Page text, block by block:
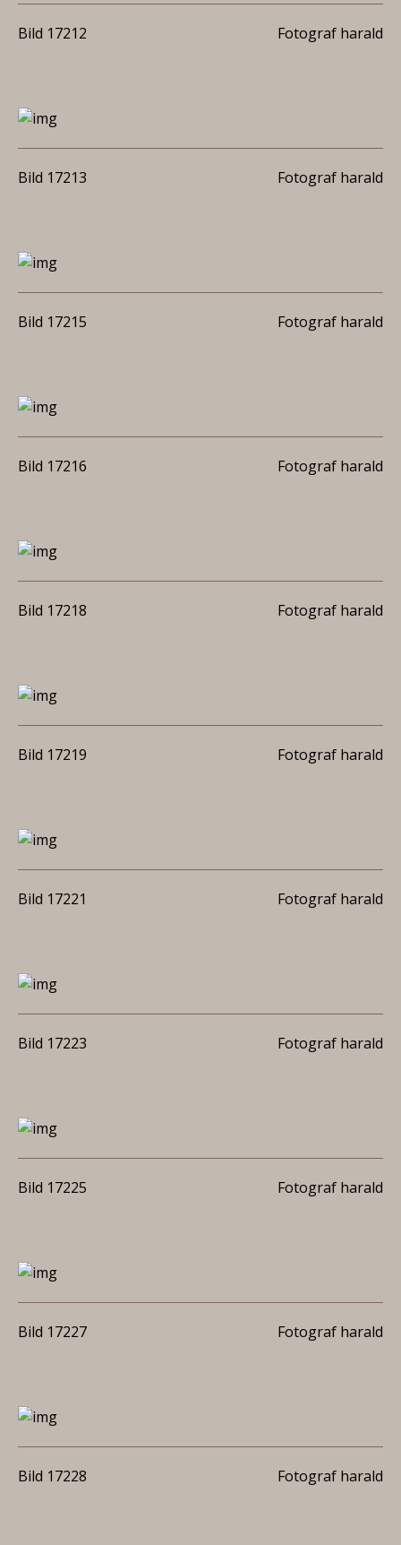
Bild 17212 Fotograf harald
Bild 17213 Fotograf harald
Bild 17215 Fotograf harald
Bild 17216 Fotograf harald
Bild 17218 Fotograf harald
Bild 17219 Fotograf harald
Bild 17221 Fotograf harald
Bild 17223 Fotograf harald
Bild 17225 Fotograf harald
Bild 17227 Fotograf harald
Bild 17228 Fotograf harald